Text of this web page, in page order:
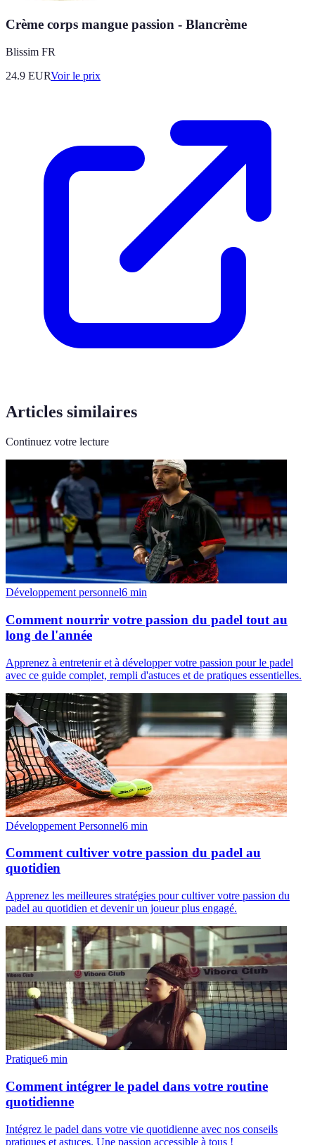
Crème corps mangue passion - Blancrème
Blissim FR
24.9 EURVoir le prix
Articles similaires
Continuez votre lecture
Développement personnel6 min
Comment nourrir votre passion du padel tout au
long de l'année
Apprenez à entretenir et à développer votre passion pour le padel
avec ce guide complet, rempli d'astuces et de pratiques essentielles.
Développement Personnel6 min
Comment cultiver votre passion du padel au
quotidien
Apprenez les meilleures stratégies pour cultiver votre passion du
padel au quotidien et devenir un joueur plus engagé.
Pratique6 min
Comment intégrer le padel dans votre routine
quotidienne
Intégrez le padel dans votre vie quotidienne avec nos conseils
pratiques et astuces. Une passion accessible à tous !